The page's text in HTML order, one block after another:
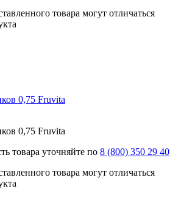
товара могут отличаться
0,75 Fruvita
0,75 Fruvita
товара уточняйте по 8 (800) 350 29 40
товара могут отличаться